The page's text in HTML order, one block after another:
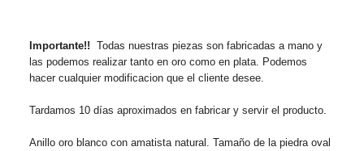
Importante!! Todas nuestras piezas son fabricadas a mano y
las podemos realizar tanto en oro como en plata. Podemos
hacer cualquier modificacion que el cliente desee.
Tardamos 10 días aproximados en fabricar y servir el producto.
Anillo oro blanco con amatista natural. Tamaño de la piedra oval